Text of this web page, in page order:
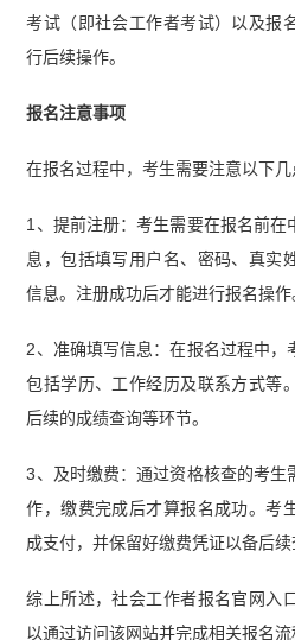
考试（即社会工作者考试）以及报
行后续操作。
报名注意事项
在报名过程中，考生需要注意以下几
1、提前注册：考生需要在报名前
息，包括填写用户名、密码、真实
信息。注册成功后才能进行报名操作
2、准确填写信息：在报名过程中，
包括学历、工作经历及联系方式等
后续的成绩查询等环节。
3、及时缴费：通过资格核查的考生
作，缴费完成后才算报名成功。考
成支付，并保留好缴费凭证以备后续
综上所述，社会工作者报名官网入
以通过访问该网站并完成相关报名流